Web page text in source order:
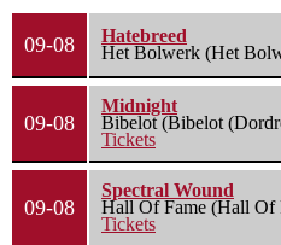
09-08
Hatebreed
Het Bolwerk (Het
09-08
Midnight
Bibelot (Bibelot
Tickets
09-08
Spectral Wound
Hall Of Fame (Hall Of
Tickets